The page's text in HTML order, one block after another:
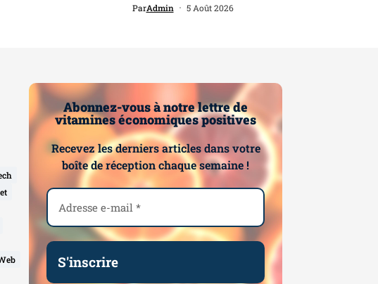
ParAdmin 5 Août 2026
Abonnez-vous à notre lettre de
vitamines économiques positives
Recevez les derniers articles dans votre
boîte de réception chaque semaine !